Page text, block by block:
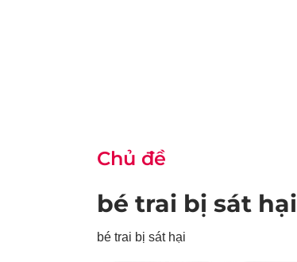
Chủ đề
bé trai bị sát hại
bé trai bị sát hại